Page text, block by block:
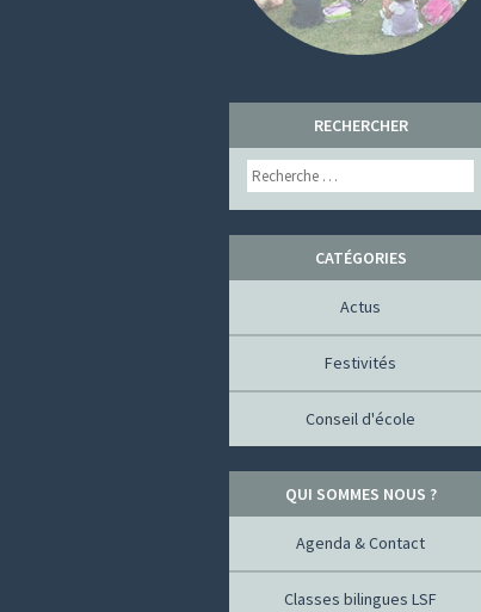
TO
CONTENT
RECHERCHER
Search
CATÉGORIES
Actus
Festivités
Conseil d'école
QUI SOMMES NOUS ?
Agenda & Contact
Classes bilingues LSF